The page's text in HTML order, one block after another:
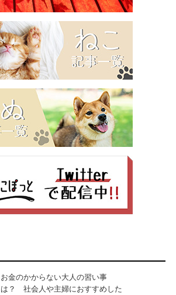
お金のかからない大人の習い事
は？ 社会人や主婦におすすめした